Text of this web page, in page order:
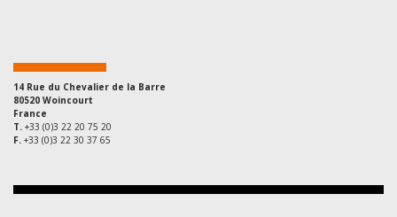
14 Rue du Chevalier de la Barre
80520 Woincourt
France
T. +33 (0)3 22 20 75 20
F. +33 (0)3 22 30 37 65